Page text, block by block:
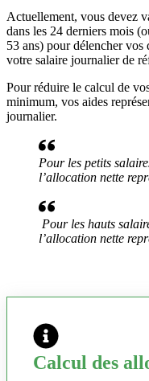
Actuellement, vous devez
dans les 24 derniers mois
53 ans) pour délencher
votre salaire journalier de
Pour réduire le calcul de
minimum, vos aides
journalier.
Pour les petits
l’allocation nette
Pour les hauts
l’allocation nette
Calcul des